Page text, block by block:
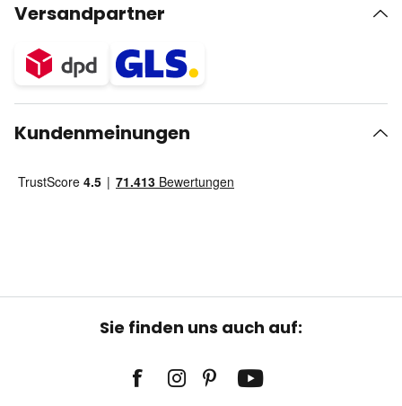
Versandpartner
Kundenmeinungen
Sie finden uns auch auf: